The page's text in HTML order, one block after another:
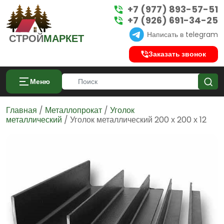
СТРОЙМАРКЕТ
+7 (977) 893-57-51
+7 (926) 691-34-25
Написать в telegram
Заказать звонок
Меню
Главная / Металлопрокат / Уголок
металлический / Уголок металлический 200 х 200 х 12